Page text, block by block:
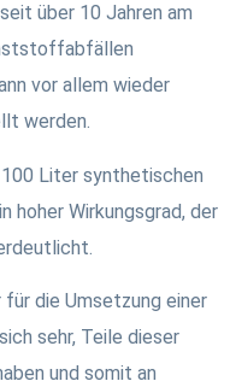
über 10 Jahren am
vor allem wieder
werden.
Liter synthetischen
hoher Wirkungsgrad, der
die Umsetzung einer
sehr, Teile dieser
und somit an